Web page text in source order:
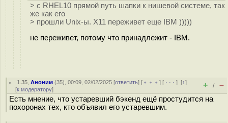
> с RHEL10 прямой путь шапки к нишевой системе, так
же как его
> прошли Unix-ы. X11 переживет еще IBM )))))
не переживет, потому что принадлежит - IBM.
1.35 ,Аноним (35), 00:09, 02/02/2025 [ответить] [ ﹢﹢﹢] [ · · ·][↑]
[к модератору] + / –
Есть мнение, что устаревший бэкенд ещё простудится на
похоронах тех, кто объявил его устаревшим.